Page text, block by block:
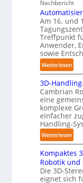
r
C
o
b
o
ä
n
d
i
g
e
P
o
l
y
m
e
r
l
a
g
e
r
Nachbericht
Am 16. und
Treffpunkt
Anwender,
sowie
Weiterlesen:
A
u
t
o
m
a
t
i
s
i
e
r
3D-
Cambrian
eine
komplexe
einfacher
Handling-
Weiterlesen:
3
D
-
H
Kompaktes
Robotik und
Die 3D-
eignet sich